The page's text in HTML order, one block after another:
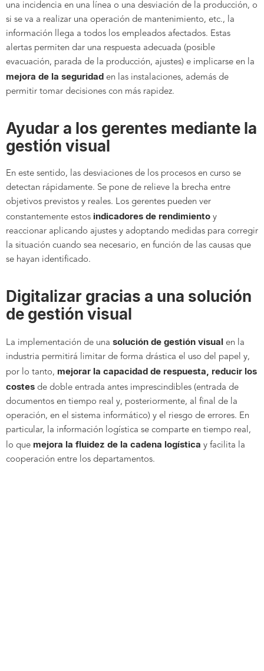
una incidencia en una línea o una desviación de la producción, o
si se va a realizar una operación de mantenimiento, etc., la
información llega a todos los empleados afectados. Estas
alertas permiten dar una respuesta adecuada (posible
evacuación, parada de la producción, ajustes) e implicarse en la
mejora de la seguridad en las instalaciones, además de
permitir tomar decisiones con más rapidez.
Ayudar a los gerentes mediante la
gestión visual
En este sentido, las desviaciones de los procesos en curso se
detectan rápidamente. Se pone de relieve la brecha entre
objetivos previstos y reales. Los gerentes pueden ver
constantemente estos indicadores de rendimiento y
reaccionar aplicando ajustes y adoptando medidas para corregir
la situación cuando sea necesario, en función de las causas que
se hayan identificado.
Digitalizar gracias a una solución
de gestión visual
La implementación de una solución de gestión visual en la
industria permitirá limitar de forma drástica el uso del papel y,
por lo tanto, mejorar la capacidad de respuesta, reducir los
costes de doble entrada antes imprescindibles (entrada de
documentos en tiempo real y, posteriormente, al final de la
operación, en el sistema informático) y el riesgo de errores. En
particular, la información logística se comparte en tiempo real,
lo que mejora la fluidez de la cadena logística y facilita la
cooperación entre los departamentos.